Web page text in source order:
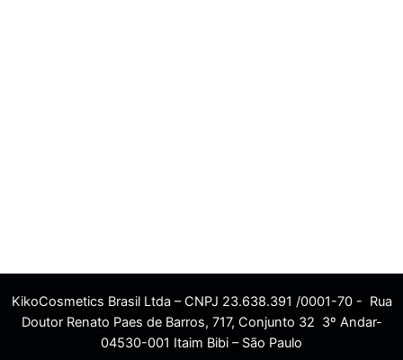
KikoCosmetics Brasil Ltda – CNPJ 23.638.391 /0001-70 - Rua
Doutor Renato Paes de Barros, 717, Conjunto 32 3º Andar-
04530-001 Itaim Bibi – São Paulo